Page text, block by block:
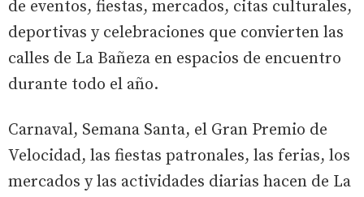
de eventos, fiestas, mercados, citas culturales,
deportivas y celebraciones que convierten las
calles de La Bañeza en espacios de encuentro
durante todo el año.
Carnaval, Semana Santa, el Gran Premio de
Velocidad, las fiestas patronales, las ferias, los
mercados y las actividades diarias hacen de La